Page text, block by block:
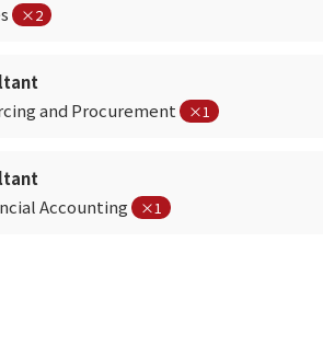
×2
and Procurement
×1
Accounting
×1